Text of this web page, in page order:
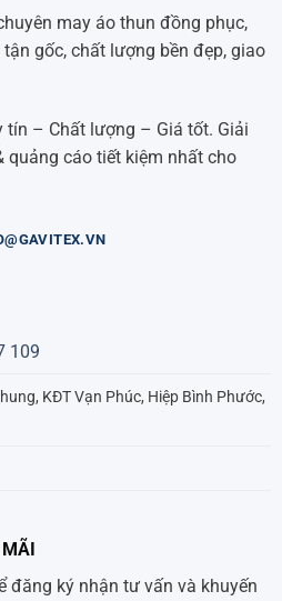
may áo thun đồng phục,
gốc, chất lượng bền đẹp, giao
tín – Chất lượng – Giá tốt. Giải
quảng cáo tiết kiệm nhất cho
109
KĐT Vạn Phúc, Hiệp Bình Phước,
đăng ký nhận tư vấn và khuyến